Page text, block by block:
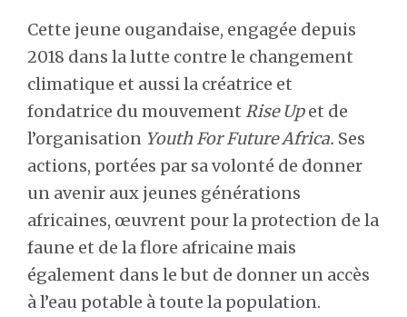
Cette jeune ougandaise, engagée depuis
2018 dans la lutte contre le changement
climatique et aussi la créatrice et
fondatrice du mouvement Rise Upet de
l’organisation Youth For Future Africa. Ses
actions, portées par sa volonté de donner
un avenir aux jeunes générations
africaines, œuvrent pour la protection de la
faune et de la flore africaine mais
également dans le but de donner un accès
à l’eau potable à toute la population.